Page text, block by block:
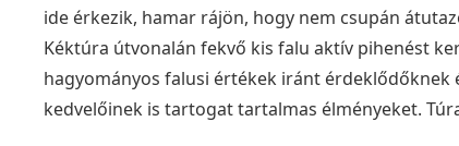
ide érkezik, hamar rájön, hogy nem csupán
Kéktúra útvonalán fekvő kis falu aktív pihenést
hagyományos falusi értékek iránt érdeklődőknek
kedvelőinek is tartogat tartalmas élményeket.